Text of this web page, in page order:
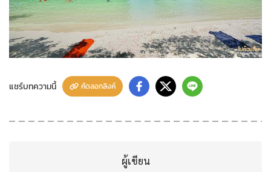
แชร์บทความนี้ คัดลอกลิงค์
ผู้เขียน